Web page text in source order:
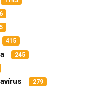
415
245
279